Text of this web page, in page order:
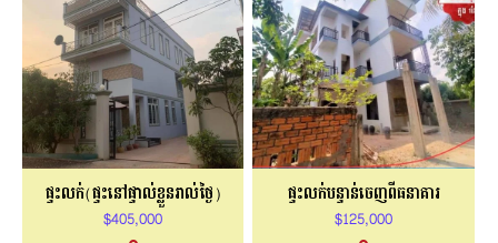
ផ្ទះលក់(ផ្ទះនៅផ្ទាល់ខ្លួនរាល់ថ្ងៃ)
$405,000
ផ្ទះលក់បន្ទាន់ចេញពីធនាគារ
$125,000